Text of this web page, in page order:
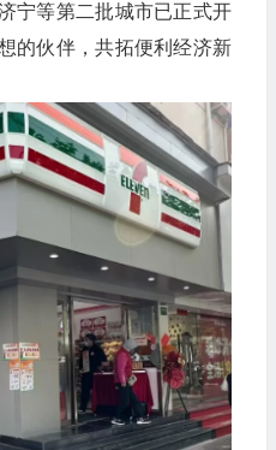
宁等第二批城市已正式开
的伙伴，共拓便利经济新